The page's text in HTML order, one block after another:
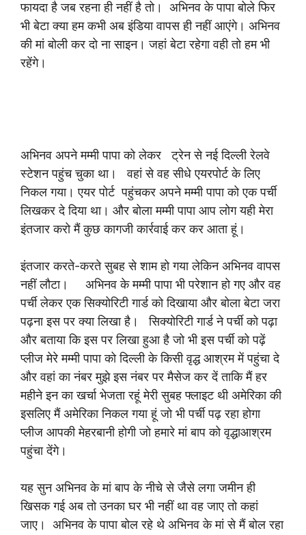
फायदा है जब रहना ही नहीं है तो। अभिनव के पापा बोले फिर
भी बेटा क्या हम कभी अब इंडिया वापस ही नहीं आएंगे। अभिनव
की मां बोली कर दो ना साइन। जहां बेटा रहेगा वही तो हम भी
रहेंगे।
अभिनव अपने मम्मी पापा को लेकर ट्रेन से नई दिल्ली रेलवे
स्टेशन पहुंच चुका था। वहां से वह सीधे एयरपोर्ट के लिए
निकल गया। एयर पोर्ट पहुंचकर अपने मम्मी पापा को एक पर्ची
लिखकर दे दिया था। और बोला मम्मी पापा आप लोग यही मेरा
इंतजार करो मैं कुछ कागजी कार्रवाई कर कर आता हूं।
इंतजार करते-करते सुबह से शाम हो गया लेकिन अभिनव वापस
नहीं लौटा। अभिनव के मम्मी पापा भी परेशान हो गए और वह
पर्ची लेकर एक सिक्योरिटी गार्ड को दिखाया और बोला बेटा जरा
पढ़ना इस पर क्या लिखा है। सिक्योरिटी गार्ड ने पर्ची को पढ़ा
और बताया कि इस पर लिखा हुआ है जो भी इस पर्ची को पढ़ें
प्लीज मेरे मम्मी पापा को दिल्ली के किसी वृद्ध आश्रम में पहुंचा दे
और वहां का नंबर मुझे इस नंबर पर मैसेज कर दें ताकि मैं हर
महीने इन का खर्चा भेजता रहूं मेरी सुबह फ्लाइट थी अमेरिका की
इसलिए मैं अमेरिका निकल गया हूं जो भी पर्ची पढ़ रहा होगा
प्लीज आपकी मेहरबानी होगी जो हमारे मां बाप को वृद्धाआश्रम
पहुंचा देंगे।
यह सुन अभिनव के मां बाप के नीचे से जैसे लगा जमीन ही
खिसक गई अब तो उनका घर भी नहीं था वह जाए तो कहां
जाए। अभिनव के पापा बोल रहे थे अभिनव के मां से मैं बोल रहा